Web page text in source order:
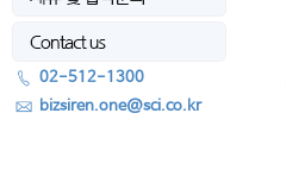
02-512-1300
bizsiren.one@sci.co.kr